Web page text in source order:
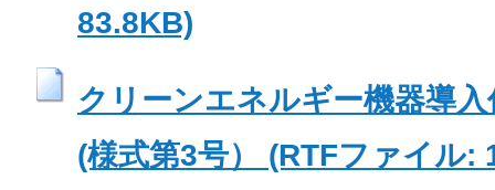
83.8KB)
クリーンエネルギー機器導
(様式第3号） (RTFファイル: